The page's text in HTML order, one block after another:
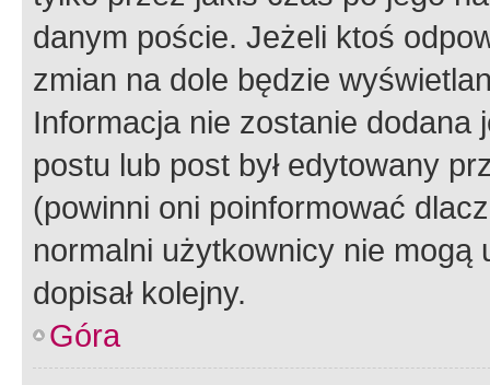
danym poście. Jeżeli ktoś
zmian na dole będzie
Informacja nie zostanie dodana
postu lub post był edytowany
(powinni oni poinformować
normalni użytkownicy nie
dopisał kolejny.
Góra